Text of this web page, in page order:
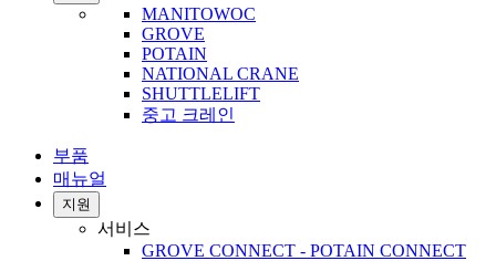
MANITOWOC
GROVE
POTAIN
NATIONAL CRANE
SHUTTLELIFT
중고 크레인
부품
매뉴얼
지원
서비스
GROVE CONNECT - POTAIN CONNECT